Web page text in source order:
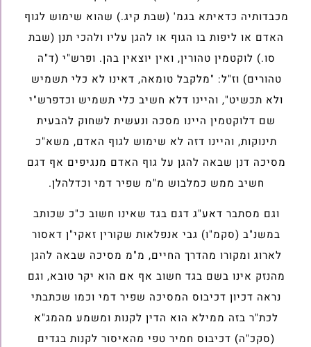
מכבדותיה כדאיתא בגמ' (שבת קיג.) שהוא שימוש לגוף
האדם או ליפות בו הגוף או להגן עליו ולהכי תנן (שבת
סו.) לוקטמין טהורין, ואין יוצאין בהן. ופרש"י (ד"ה
טהורים) וז"ל: "מלקבל טומאה, דאינו לא כלי תשמיש
ולא תכשיט", והיינו דלא חשיב כלי תשמיש וכדפרש"י
שם דלוקטמין היינו מסכה ונעשית לשחוק להבעית
תינוקות, והיינו דזה לא שימוש לגוף האדם, משא"כ
מסיכה דנן שבאה להגן על גוף האדם מנגיפים אף דגם
חשיב ממש כמלבוש מ"מ שפיר דמי וכדלהלן.
וגם מסתבר דאע"ג דגם בגד שאינו חשוב כ"כ שכותב
במשנ"ב (סקמ"ו) גבי אנפלאות שקורין זאקי"ן דאסור
לארוג ומקורו מהדרך החיים, מ"מ מסיכה שבאה להגן
מהנזק אינו בשם בגד חשוב אף אם הוא יקר טובא, וגם
נראה דכיון דכיבוס המסיכה שפיר דמי וכמו שכתבתי
לכת"ר בזה ממילא הוא הדין לקנות ומשמע מהמג"א
(סקכ"ה) דכיבוס חמיר טפי מהאיסור לקנות בגדים